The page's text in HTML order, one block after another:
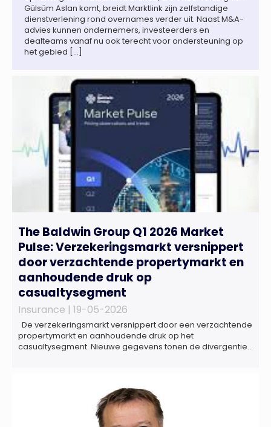
Gülsüm Aslan komt, breidt Marktlink zijn zelfstandige
dienstverlening rond overnames verder uit. Naast M&A-
advies kunnen ondernemers, investeerders en
dealteams vanaf nu ook terecht voor ondersteuning op
het gebied […]
The Baldwin Group Q1 2026 Market
Pulse: Verzekeringsmarkt versnippert
door verzachtende propertymarkt en
aanhoudende druk op
casualtysegment
Insurance | 19-05-2026
De verzekeringsmarkt versnippert door een verzachtende
propertymarkt en aanhoudende druk op het
casualtysegment. Nieuwe gegevens tonen de divergentie
het Market Pulse Report voor het eerste kwartaal van 2026
De bedrijfsmatige […]